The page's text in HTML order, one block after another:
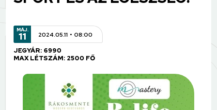
MÁJ.
11 2024.05.11 08:00
JEGYÁR: 6990
MAX LÉTSZÁM: 2500 FŐ